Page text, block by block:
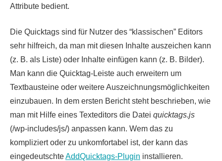
Attribute bedient.
Die Quicktags sind für Nutzer des “klassischen” Editors
sehr hilfreich, da man mit diesen Inhalte auszeichen kann
(z. B. als Liste) oder Inhalte einfügen kann (z. B. Bilder).
Man kann die Quicktag-Leiste auch erweitern um
Textbausteine oder weitere Auszeichnungsmöglichkeiten
einzubauen. In dem ersten Bericht steht beschrieben, wie
man mit Hilfe eines Texteditors die Datei quicktags.js
(/wp-includes/js/) anpassen kann. Wem das zu
kompliziert oder zu unkomfortabel ist, der kann das
eingedeutschteAddQuicktags-Plugin installieren.